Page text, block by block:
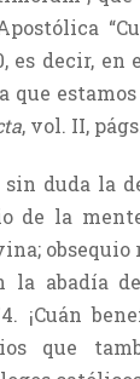
es decir,
que
, vol. II,
duda la
de la
obsequio
la abadía
¡Cuán
que